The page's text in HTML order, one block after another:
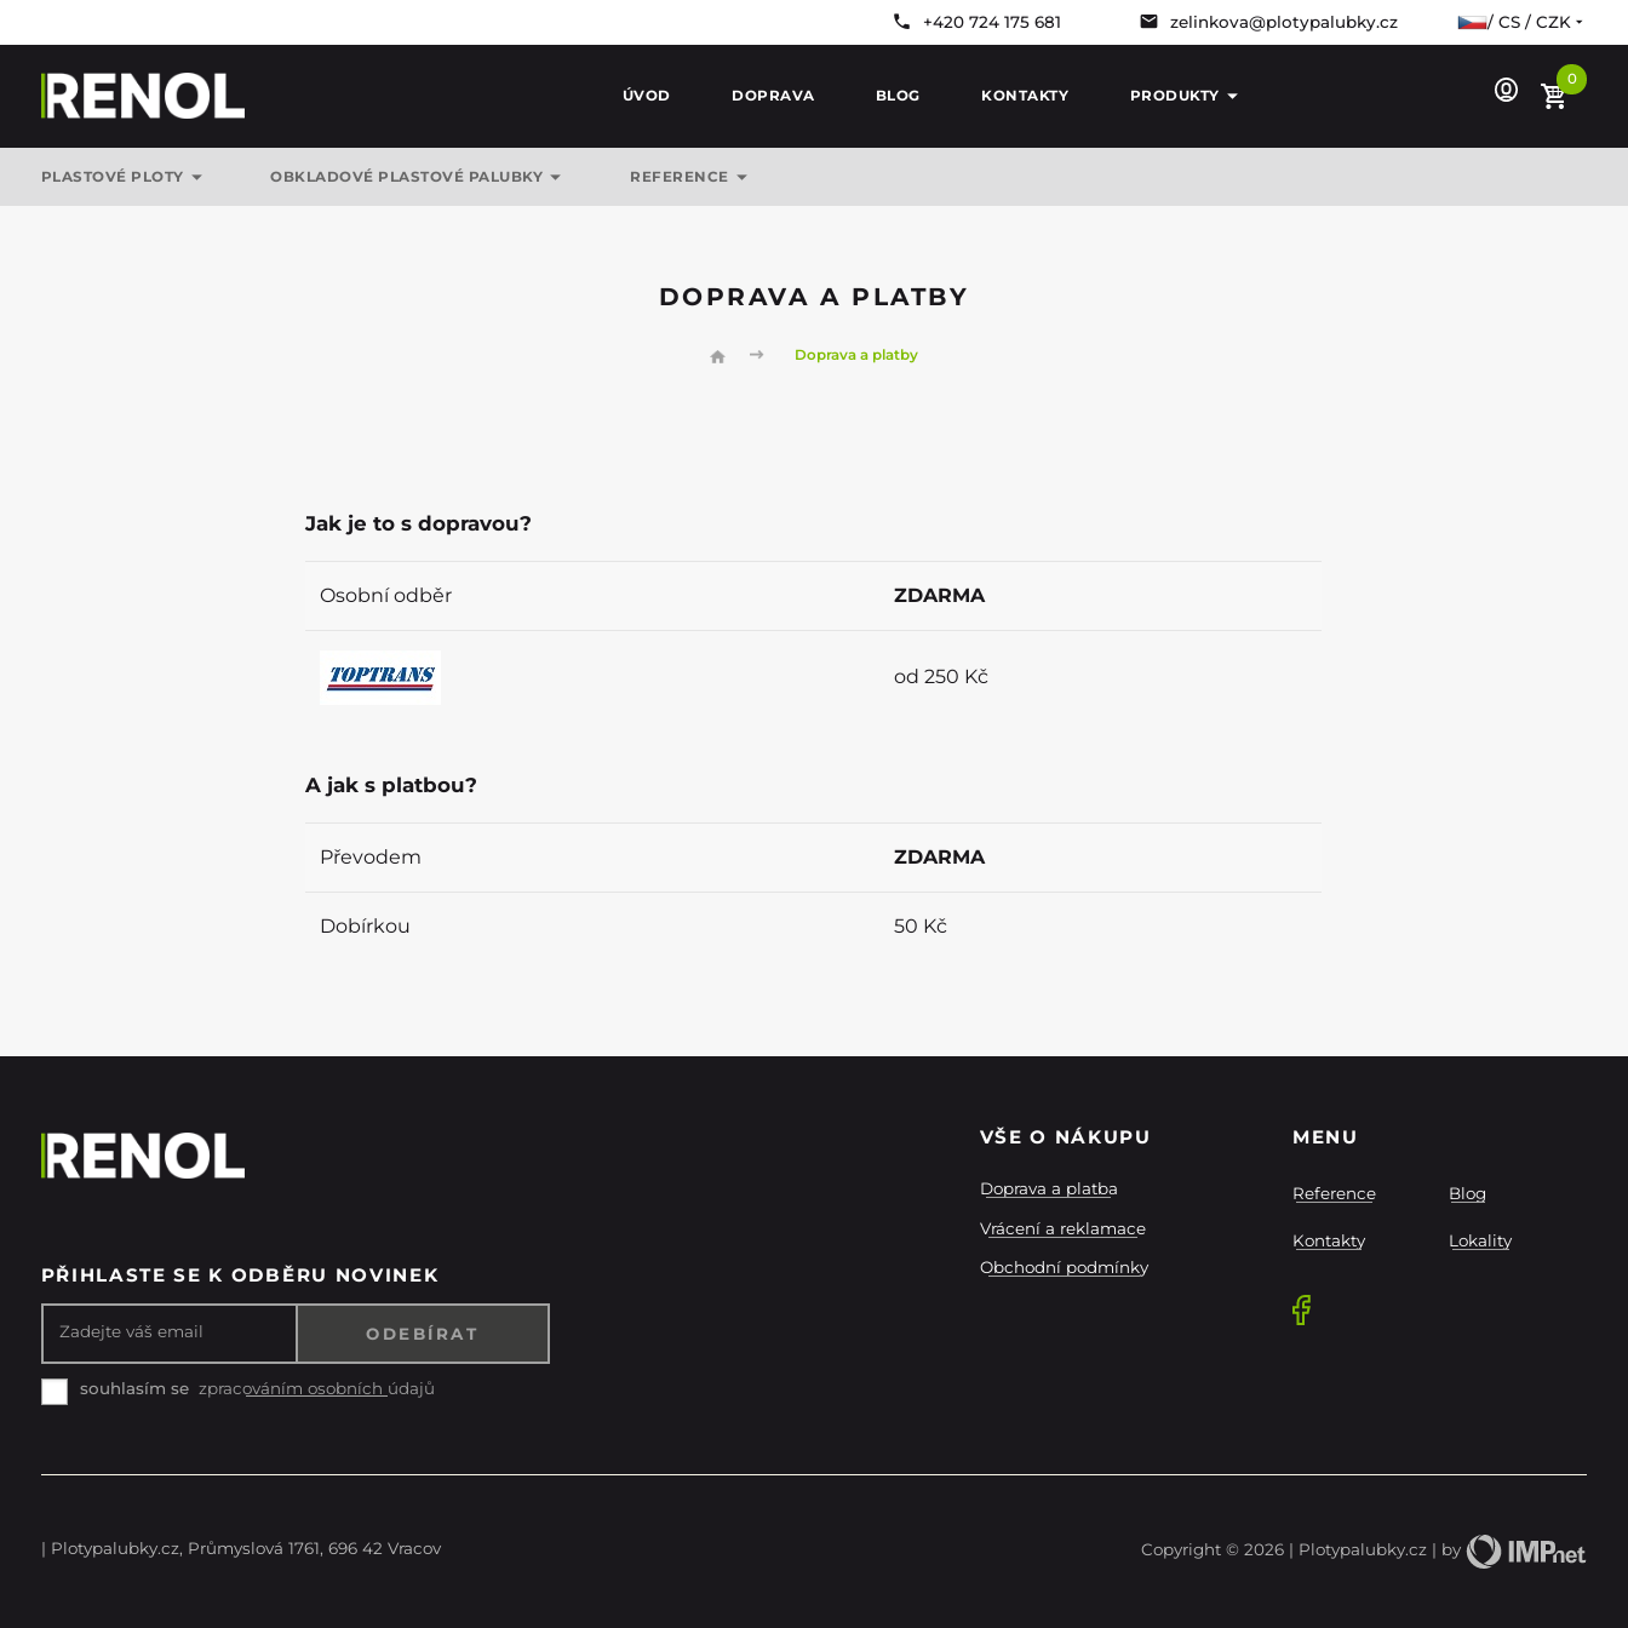
+420 724 175 681 zelinkova@plotypalubky.cz / CS / CZK
ÚVOD DOPRAVA BLOG KONTAKTY PRODUKTY
0
PLASTOVÉ PLOTY OBKLADOVÉ PLASTOVÉ PALUBKY REFERENCE
DOPRAVA A PLATBY
Doprava a platby
Jak je to s dopravou?
Osobní odběr ZDARMA
od 250 Kč
A jak s platbou?
Převodem ZDARMA
Dobírkou 50 Kč
PŘIHLASTE SE K ODBĚRU NOVINEK
Zadejte váš email
souhlasím se zpracováním osobních údajů
VŠE O NÁKUPU
Doprava a platba
Vrácení a reklamace
Obchodní podmínky
MENU
Reference Blog
Kontakty Lokality
| Plotypalubky.cz, Průmyslová 1761, 696 42 Vracov Copyright © 2026 | Plotypalubky.cz | by